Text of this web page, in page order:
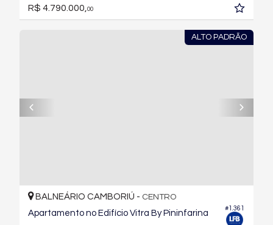
R$ 4.790.000, 00
ALTO PADRÃO
#1.361
BALNEÁRIO CAMBORIÚ - CENTRO
Apartamento no Edifício Vitra By Pininfarina